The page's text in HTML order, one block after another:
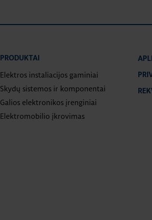
PRODUKTAI
Elektros instaliacijos gaminiai
Skydų sistemos ir komponentai
Galios elektronikos įrenginiai
Elektromobilio įkrovimas